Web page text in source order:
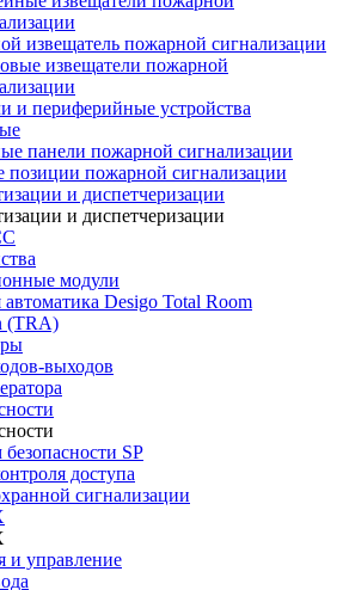
извещатель пожарной сигнализации
извещатели пожарной
и периферийные устройства
панели пожарной сигнализации
позиции пожарной сигнализации
и диспетчеризации
и диспетчеризации
модули
Desigo Total Room
(TRA)
выходов
SP
доступа
сигнализации
и управление